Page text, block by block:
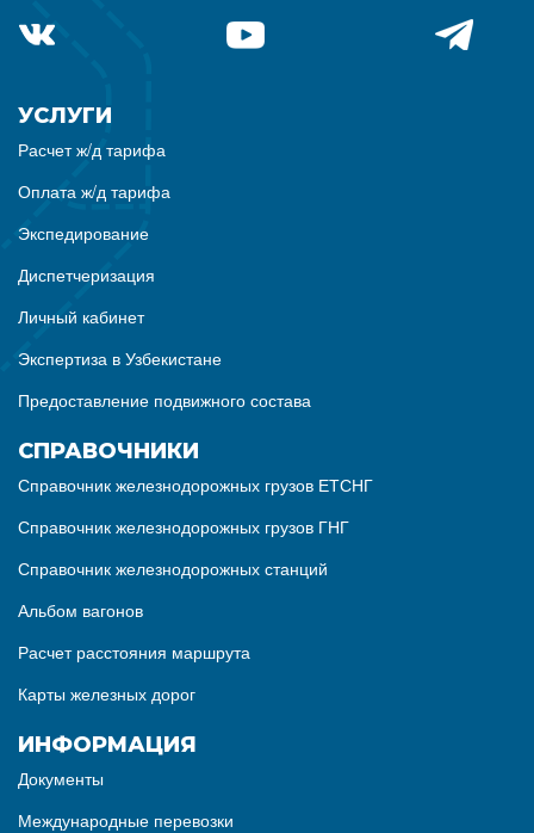
УСЛУГИ
Расчет ж/д тарифа
Оплата ж/д тарифа
Экспедирование
Диспетчеризация
Личный кабинет
Экспертиза в Узбекистане
Предоставление подвижного состава
СПРАВОЧНИКИ
Справочник железнодорожных грузов ЕТСНГ
Справочник железнодорожных грузов ГНГ
Справочник железнодорожных станций
Альбом вагонов
Расчет расстояния маршрута
Карты железных дорог
ИНФОРМАЦИЯ
Документы
Международные перевозки